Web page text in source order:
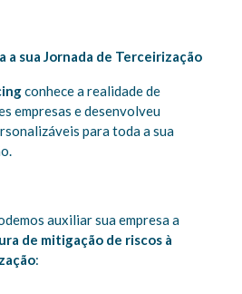
a sua Jornada de Terceirização
conhece a realidade de
empresas e desenvolveu
para toda a sua
auxiliar sua empresa a
de mitigação de riscos à
: